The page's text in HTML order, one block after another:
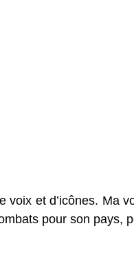
voix et d’icônes. Ma
pour son pays,